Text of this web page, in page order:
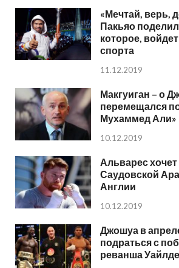
«Мечтай, верь,
Пакьяо
которое,
спорта
11.12.2019
Макгуиган – о
перемещался
Мухаммед Али»
10.12.2019
Альварес
Саудовской
Англии
10.12.2019
Джошуа в
подраться с
реванша